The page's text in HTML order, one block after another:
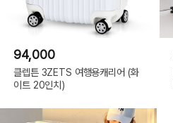
94,000
클렙튼 3ZETS 여행용캐리어 (화
이트 20인치)